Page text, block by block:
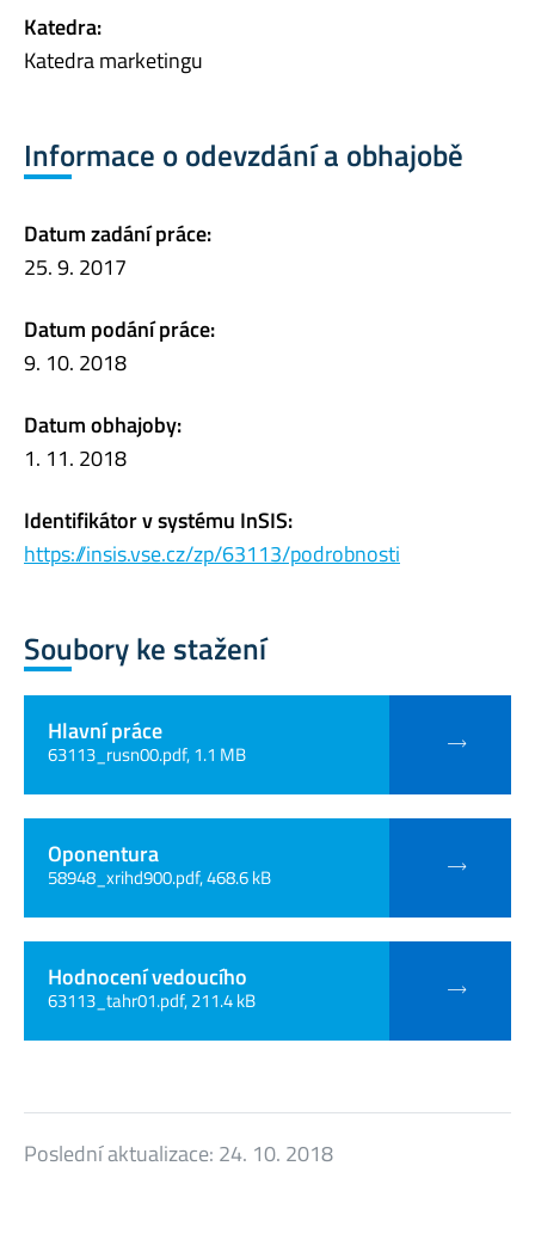
Katedra:
Katedra marketingu
Informace o odevzdání a obhajobě
Datum zadání práce:
25. 9. 2017
Datum podání práce:
9. 10. 2018
Datum obhajoby:
1. 11. 2018
Identifikátor v systému InSIS:
https://insis.vse.cz/zp/63113/podrobnosti
Soubory ke stažení
Hlavní práce
63113_rusn00.pdf, 1.1 MB
Oponentura
58948_xrihd900.pdf, 468.6 kB
Hodnocení vedoucího
63113_tahr01.pdf, 211.4 kB
Poslední aktualizace: 24. 10. 2018